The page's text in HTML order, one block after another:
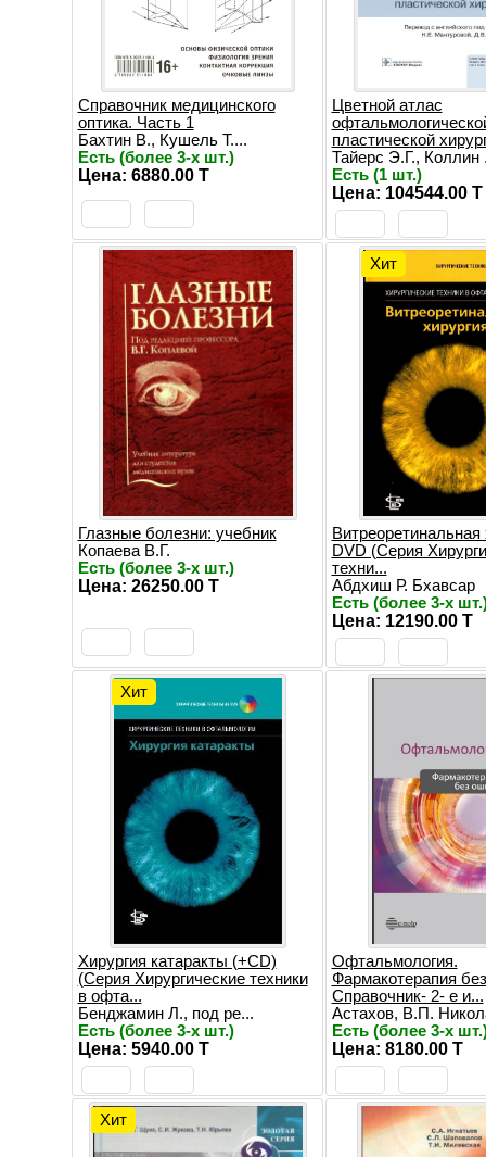
Справочник медицинского
оптика. Часть 1
Бахтин В., Кушель Т....
Есть (более 3-х шт.)
Цена: 6880.00 T
Цветной атлас
пластической
Тайерс Э.Г., Коллин
Есть (1 шт.)
Цена: 104544.00 T
Глазные болезни: учебник
Копаева В.Г.
Есть (более 3-х шт.)
Цена: 26250.00 T
Хит
Витреоретинальная
DVD (Серия
техни...
Абдхиш Р. Бхавсар
Есть (более 3-х
Цена: 12190.00 T
Хит
Хирургия катаракты (+CD)
(Серия Хирургические техники
в офта...
Бенджамин Л., под ре...
Есть (более 3-х шт.)
Цена: 5940.00 T
Офтальмология.
Фармакотерапия
Справочник- 2- е и...
Астахов, В.П.
Есть (более 3-х
Цена: 8180.00 T
Хит